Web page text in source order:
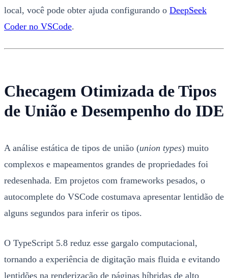
local, você pode obter ajuda configurando o DeepSeek
Coder no VSCode.
Checagem Otimizada de Tipos
de União e Desempenho do IDE
A análise estática de tipos de união (union types) muito
complexos e mapeamentos grandes de propriedades foi
redesenhada. Em projetos com frameworks pesados, o
autocomplete do VSCode costumava apresentar lentidão de
alguns segundos para inferir os tipos.
O TypeScript 5.8 reduz esse gargalo computacional,
tornando a experiência de digitação mais fluida e evitando
lentidões na renderização de páginas híbridas de alto